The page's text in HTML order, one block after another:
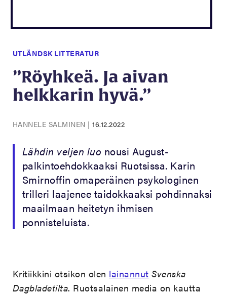
UTLÄNDSK LITTERATUR
”Röyhkeä. Ja aivan
helkkarin hyvä.”
HANNELE SALMINEN |16.12.2022
Lähdin veljen luo nousi August-
palkintoehdokkaaksi Ruotsissa. Karin
Smirnoffin omaperäinen psykologinen
trilleri laajenee taidokkaaksi pohdinnaksi
maailmaan heitetyn ihmisen
ponnisteluista.
Kritiikkini otsikon olen lainannut Svenska
Dagbladetilta. Ruotsalainen media on kautta